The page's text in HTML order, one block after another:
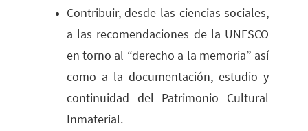
Contribuir, desde las ciencias sociales,
a las recomendaciones de la UNESCO
en torno al “derecho a la memoria” así
como a la documentación, estudio y
continuidad del Patrimonio Cultural
Inmaterial.